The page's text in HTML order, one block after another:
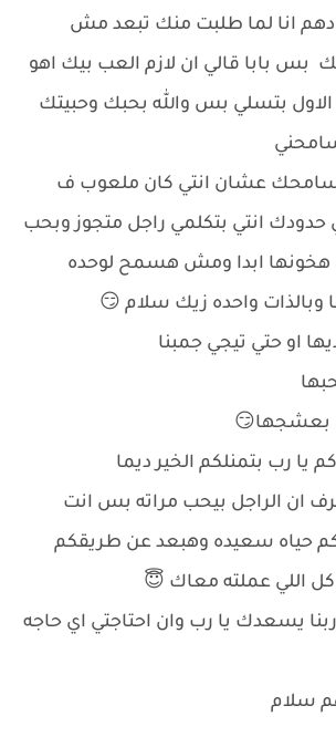
ادهم انا لما طلبت منك تبعد مش
بس بابا قالي ان لازم العب بيك اهو
بتسلي بس والله بحبك وحبيتك
هسامحك عشان انتي كان ملعوب ف
انتي بتكلمي راجل متجوز وبحب
ابدا ومش هسمح لوحده
وبالذات واحده زيك سلام 😏
او حتي تيجي جمبنا
بعشجها😏
يا رب بتمنلكم الخير ديما
ان الراجل بيحب مراته بس انت
حياه سعيده وهبعد عن طريقكم
اللي عملته معاك 😇
يسعدك يا رب وان احتاجتي اي حاجه
سلام